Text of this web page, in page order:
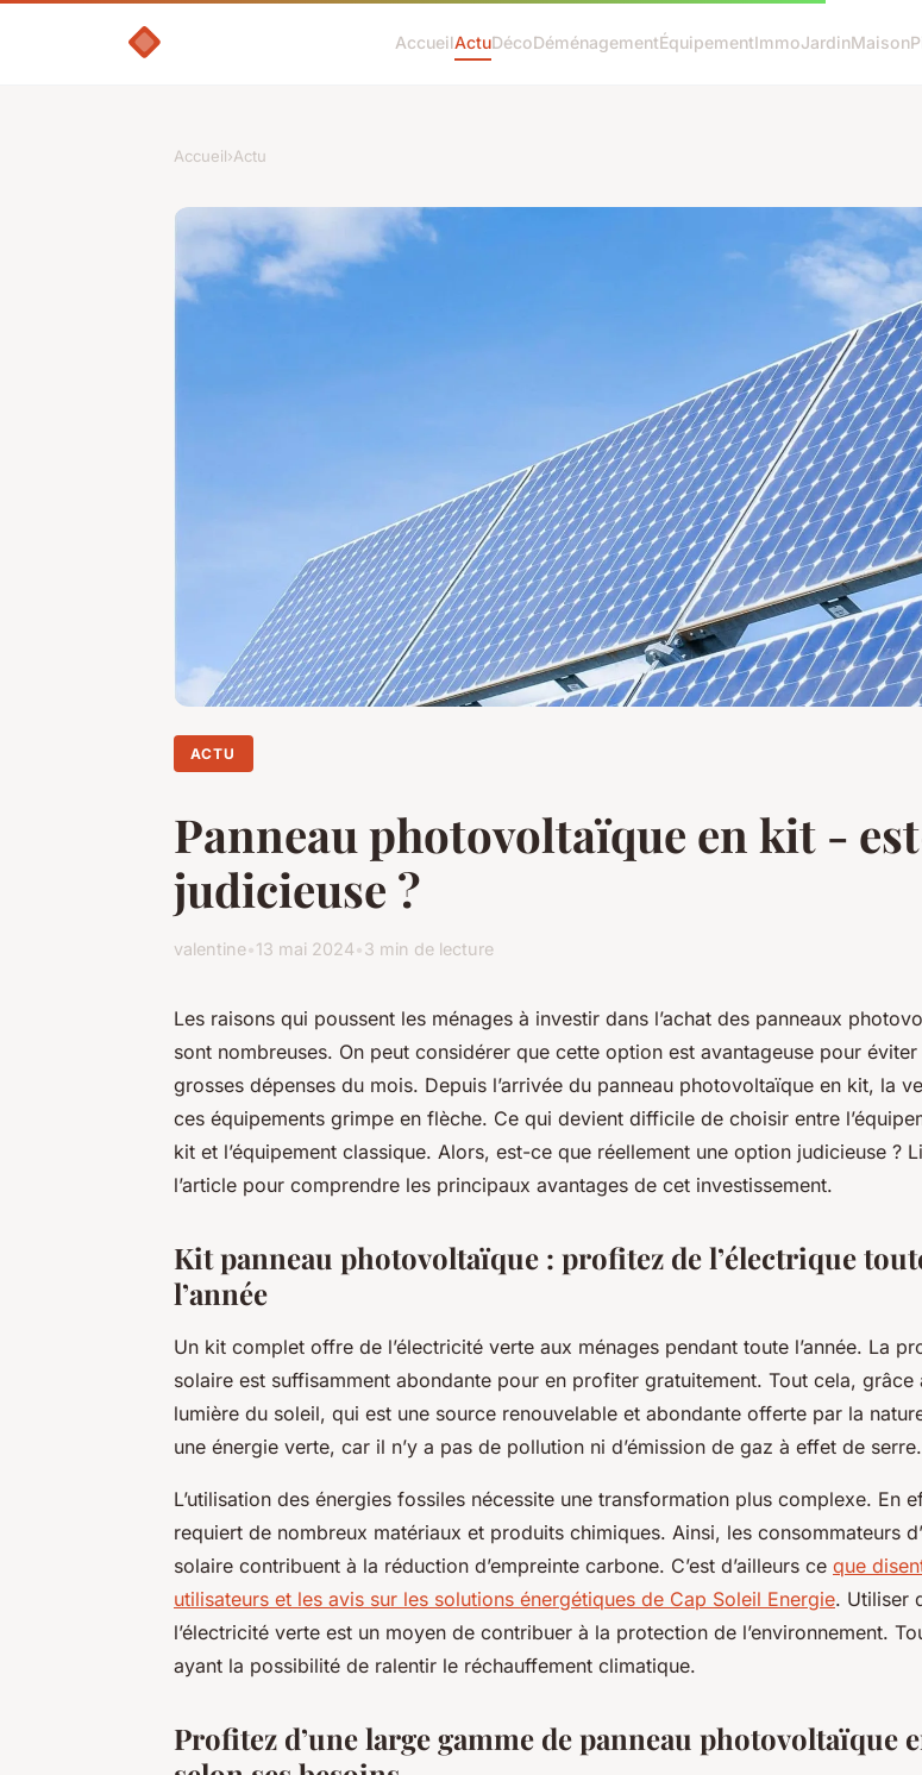
AccueilActuDécoDéménagementÉquipementImmoJardinMaison
Accueil›Actu
ACTU
Panneau photovoltaïque en kit -
judicieuse ?
valentine•13 mai 2024•3 min de lecture
Les raisons qui poussent les ménages à investir dans l’achat des panneaux
sont nombreuses. On peut considérer que cette option est avantageuse pour éviter
grosses dépenses du mois. Depuis l’arrivée du panneau photovoltaïque en kit, la
ces équipements grimpe en flèche. Ce qui devient difficile de choisir entre
kit et l’équipement classique. Alors, est-ce que réellement une option judicieuse ?
l’article pour comprendre les principaux avantages de cet investissement.
Kit panneau photovoltaïque : profitez de l’électrique
l’année
Un kit complet offre de l’électricité verte aux ménages pendant toute l’année. La
solaire est suffisamment abondante pour en profiter gratuitement. Tout cela, grâce
lumière du soleil, qui est une source renouvelable et abondante offerte par la
une énergie verte, car il n’y a pas de pollution ni d’émission de gaz à effet de serre.
L’utilisation des énergies fossiles nécessite une transformation plus complexe. En
requiert de nombreux matériaux et produits chimiques. Ainsi, les consommateurs
solaire contribuent à la réduction d’empreinte carbone. C’est d’ailleurs ce que
utilisateurs et les avis sur les solutions énergétiques de Cap Soleil Energie. Utiliser
l’électricité verte est un moyen de contribuer à la protection de l’environnement.
ayant la possibilité de ralentir le réchauffement climatique.
Profitez d’une large gamme de panneau photovoltaïque